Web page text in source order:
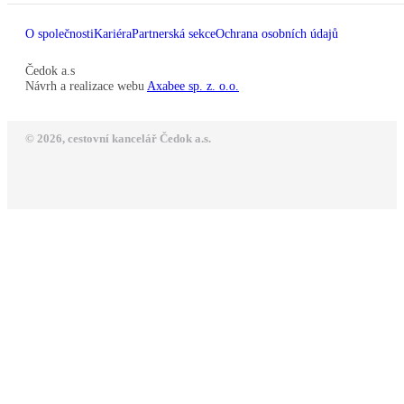
O společnostiKariéraPartnerská sekceOchrana osobních údajů
Čedok a.s
Návrh a realizace webu Axabee sp. z. o.o.
© 2026, cestovní kancelář Čedok a.s.